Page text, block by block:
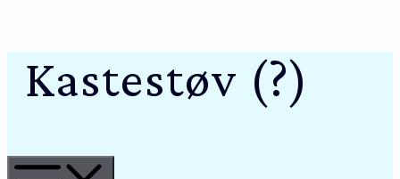
Hop
tilKastestøv (?)